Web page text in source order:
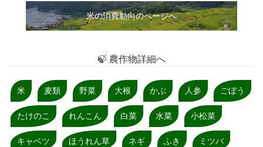
米の消費動向のページへ
🍃 農作物詳細へ
米 麦類 野菜 大根 かぶ 人参 ごぼう
たけのこ れんこん 白菜 水菜 小松菜
キャベツ ほうれん草 ネギ ふき ミツバ